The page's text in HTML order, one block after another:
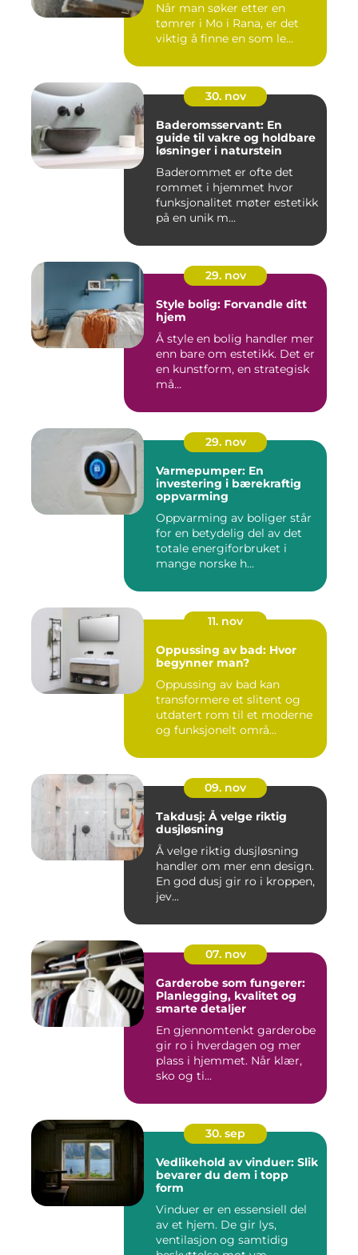
Når man søker etter en
tømrer i Mo i Rana, er det
viktig å finne en som le...
30. nov
Baderomsservant: En
guide til vakre og holdbare
løsninger i naturstein
Baderommet er ofte det
rommet i hjemmet hvor
funksjonalitet møter estetikk
på en unik m...
29. nov
Style bolig: Forvandle ditt
hjem
Å style en bolig handler mer
enn bare om estetikk. Det er
en kunstform, en strategisk
må...
29. nov
Varmepumper: En
investering i bærekraftig
oppvarming
Oppvarming av boliger står
for en betydelig del av det
totale energiforbruket i
mange norske h...
11. nov
Oppussing av bad: Hvor
begynner man?
Oppussing av bad kan
transformere et slitent og
utdatert rom til et moderne
og funksjonelt områ...
09. nov
Takdusj: Å velge riktig
dusjløsning
Å velge riktig dusjløsning
handler om mer enn design.
En god dusj gir ro i kroppen,
jev...
07. nov
Garderobe som fungerer:
Planlegging, kvalitet og
smarte detaljer
En gjennomtenkt garderobe
gir ro i hverdagen og mer
plass i hjemmet. Når klær,
sko og ti...
30. sep
Vedlikehold av vinduer: Slik
bevarer du dem i topp
form
Vinduer er en essensiell del
av et hjem. De gir lys,
ventilasjon og samtidig